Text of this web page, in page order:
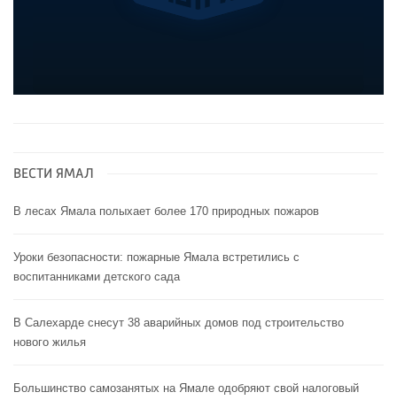
ВЕСТИ ЯМАЛ
В лесах Ямала полыхает более 170 природных пожаров
Уроки безопасности: пожарные Ямала встретились с
воспитанниками детского сада
В Салехарде снесут 38 аварийных домов под строительство
нового жилья
Большинство самозанятых на Ямале одобряют свой налоговый